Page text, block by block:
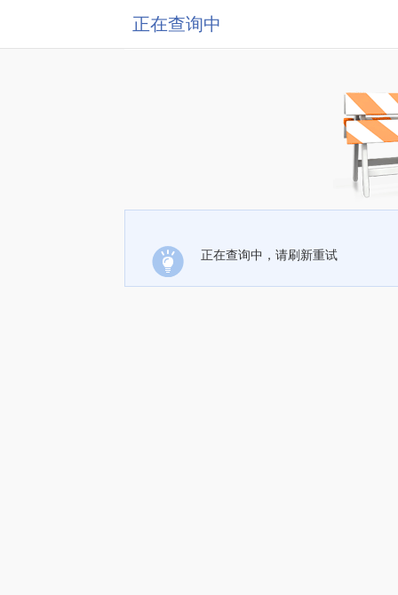
正在查询中
正在查询中，请刷新重试